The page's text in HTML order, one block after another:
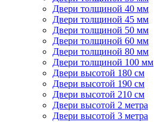
Двери толщиной 40 мм
Двери толщиной 45 мм
Двери толщиной 50 мм
Двери толщиной 60 мм
Двери толщиной 80 мм
Двери толщиной 100 мм
Двери высотой 180 см
Двери высотой 190 см
Двери высотой 210 см
Двери высотой 2 метра
Двери высотой 3 метра